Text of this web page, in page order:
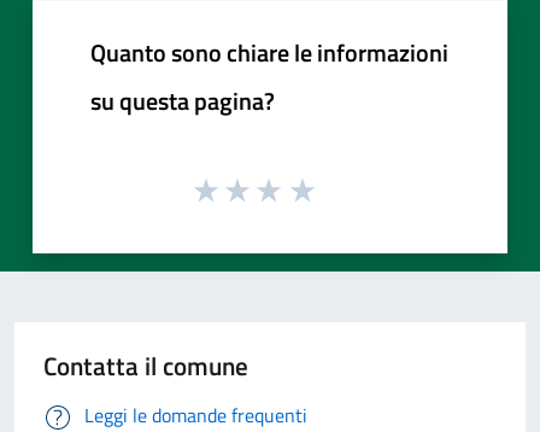
Quanto sono chiare le informazioni
su questa pagina?
Contatta il comune
Leggi le domande frequenti